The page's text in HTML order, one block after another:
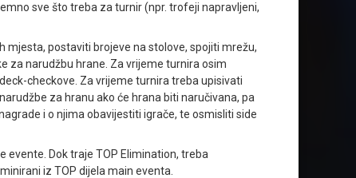
sve što treba za turnir (npr. trofeji napravljeni,
mjesta, postaviti brojeve na stolove, spojiti mrežu,
za narudžbu hrane. Za vrijeme turnira osim
checkove. Za vrijeme turnira treba upisivati
za hranu ako će hrana biti naručivana, pa
i o njima obavijestiti igrače, te osmisliti side
evente. Dok traje TOP Elimination, treba
iz TOP dijela main eventa.